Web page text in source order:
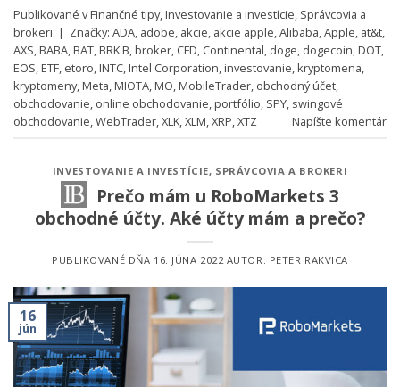
Publikované vFinančné tipy,Investovanie a investície, Správcovia a
brokeri | Značky: ADA, adobe, akcie, akcie apple,Alibaba,Apple, at&t,
AXS,BABA,BAT,BRK.B,broker, CFD, Continental, doge, dogecoin,DOT,
EOS,ETF, etoro,INTC,Intel Corporation,investovanie,kryptomena,
kryptomeny,Meta,MIOTA,MO,MobileTrader, obchodný účet,
obchodovanie, online obchodovanie,portfólio, SPY, swingové
obchodovanie,WebTrader,XLK,XLM,XRP,XTZ Napíšte komentár
INVESTOVANIE A INVESTÍCIE, SPRÁVCOVIA A BROKERI
Prečo mám u RoboMarkets 3
obchodné účty. Aké účty mám a prečo?
PUBLIKOVANÉ DŇA 16. JÚNA 2022AUTOR: PETER RAKVICA
16
jún